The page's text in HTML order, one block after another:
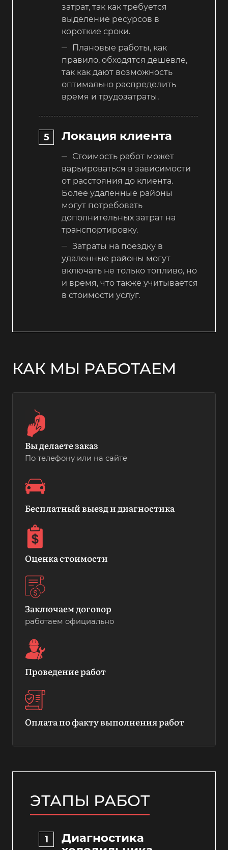
затрат, так как требуется
выделение ресурсов в
короткие сроки.
Плановые работы, как
правило, обходятся дешевле,
так как дают возможность
оптимально распределить
время и трудозатраты.
Локация клиента
Стоимость работ может
варьироваться в зависимости
от расстояния до клиента.
Более удаленные районы
могут потребовать
дополнительных затрат на
транспортировку.
Затраты на поездку в
удаленные районы могут
включать не только топливо, но
и время, что также учитывается
в стоимости услуг.
КАК МЫ РАБОТАЕМ
Вы делаете заказ
По телефону или на сайте
Бесплатный выезд и диагностика
Оценка стоимости
Заключаем договор
работаем официально
Проведение работ
Оплата по факту выполнения работ
ЭТАПЫ РАБОТ
Диагностика